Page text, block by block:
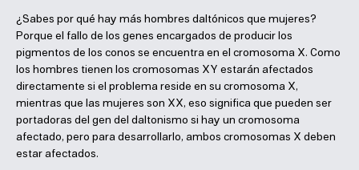
¿Sabes por qué hay más hombres daltónicos que mujeres?
Porque el fallo de los genes encargados de producir los
pigmentos de los conos se encuentra en el cromosoma X. Como
los hombres tienen los cromosomas XY estarán afectados
directamente si el problema reside en su cromosoma X,
mientras que las mujeres son XX, eso significa que pueden ser
portadoras del gen del daltonismo si hay un cromosoma
afectado, pero para desarrollarlo, ambos cromosomas X deben
estar afectados.